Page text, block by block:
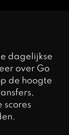
dagelijkse
over Go
de hoogte
scores